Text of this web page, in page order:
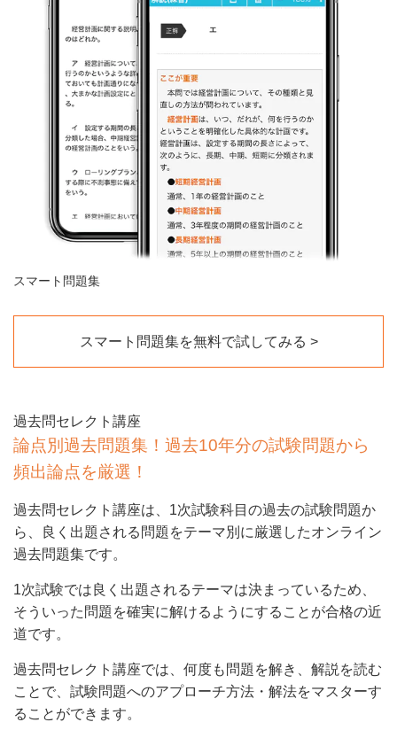
スマート問題集
スマート問題集を無料で試してみる
過去問セレクト講座
論点別過去問題集！過去10年分の試験問題から
頻出論点を厳選！
過去問セレクト講座は、1次試験科目の過去の試験問題か
ら、良く出題される問題をテーマ別に厳選したオンライン
過去問題集です。
1次試験では良く出題されるテーマは決まっているため、
そういった問題を確実に解けるようにすることが合格の近
道です。
過去問セレクト講座では、何度も問題を解き、解説を読む
ことで、試験問題へのアプローチ方法・解法をマスターす
ることができます。